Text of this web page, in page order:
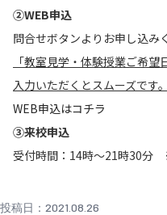
②WEB申込
問合せボタンより お申し込み
「教室見学・体験授業ご希
入力いただくとスムーズです。
WEB申込はコチラ
③来校申込
受付時間：14時～21時30分
投稿日：2021.08.26